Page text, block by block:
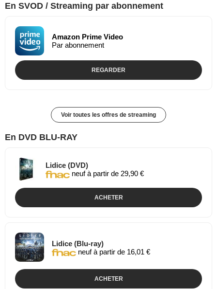
En SVOD / Streaming par abonnement
Amazon Prime Video
Par abonnement
REGARDER
Voir toutes les offres de streaming
En DVD BLU-RAY
Lidice (DVD)
neuf à partir de 29,90 €
ACHETER
Lidice (Blu-ray)
neuf à partir de 16,01 €
ACHETER